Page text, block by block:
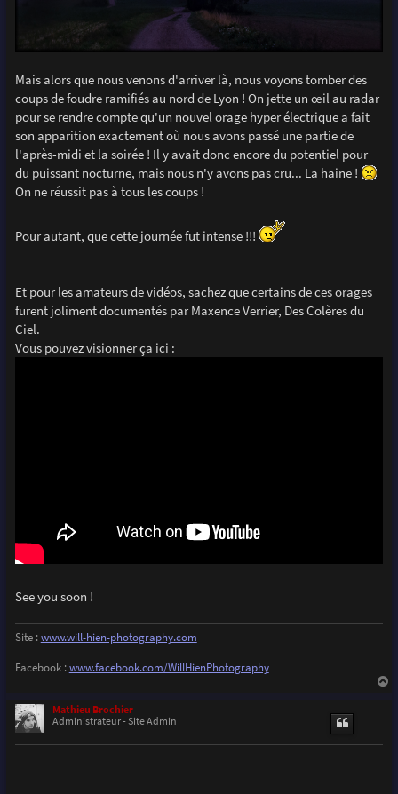
Mais alors que nous venons d'arriver là, nous voyons tomber des
coups de foudre ramifiés au nord de Lyon ! On jette un œil au radar
pour se rendre compte qu'un nouvel orage hyper électrique a fait
son apparition exactement où nous avons passé une partie de
l'après-midi et la soirée ! Il y avait donc encore du potentiel pour
du puissant nocturne, mais nous n'y avons pas cru... La haine !
On ne réussit pas à tous les coups !
Pour autant, que cette journée fut intense !!!
Et pour les amateurs de vidéos, sachez que certains de ces orages
furent joliment documentés par Maxence Verrier, Des Colères du
Ciel.
Vous pouvez visionner ça ici :
See you soon !
Site :www.will-hien-photography.com
Facebook :www.facebook.com/WillHienPhotography
Mathieu Brochier
Administrateur - Site Admin